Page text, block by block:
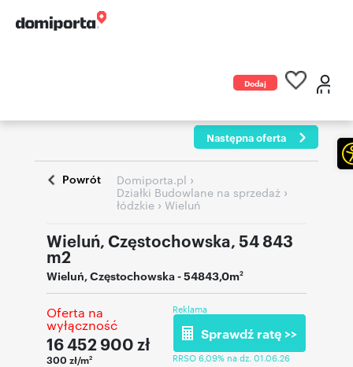
Dodaj
Następna oferta
Powrót Domiporta.pl ›
Działki Budowlane na sprzedaż ›
łódzkie › Wieluń
Wieluń, Częstochowska, 54 843
m2
Wieluń,Częstochowska- 54843,0m2
Oferta na
wyłączność
16 452 900 zł
300 zł/m2
Reklama
Sprawdź ratę >>
RRSO 6,09% na dz. 01.06.26